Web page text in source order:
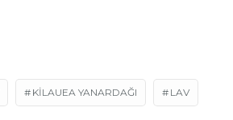
KİLAUEA YANARDAĞI LAV